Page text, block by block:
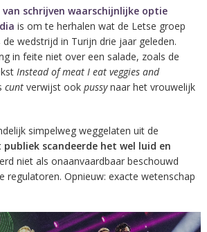
schrijven waarschijnlijke optie
is om te herhalen wat de Letse groep
wedstrijd in Turijn drie jaar geleden.
in feite niet over een salade, zoals de
Instead of meat I eat veggies and
cunt verwijst ook pussynaar het vrouwelijk
simpelweg weggelaten uit de
publiek scandeerde het wel luid en
niet als onaanvaardbaar beschouwd
regulatoren. Opnieuw: exacte wetenschap